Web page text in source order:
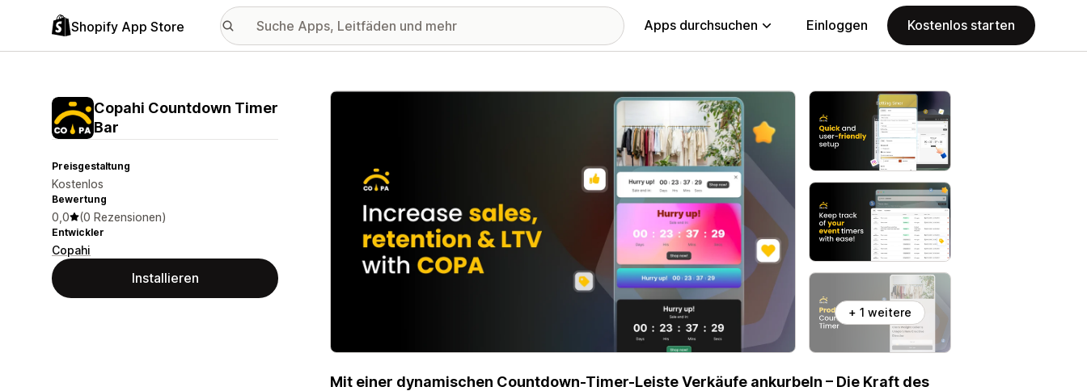
Shopify App Store Apps durchsuchen Einloggen Kostenlos starten
Copahi Countdown Timer
Bar
Preisgestaltung
Kostenlos
Bewertung
0,0 (0 Rezensionen)
Entwickler
Copahi
Installieren
Vorgestellte Bildergalerie
+ 1 weitere
Mit einer dynamischen Countdown-Timer-Leiste Verkäufe ankurbeln – Die Kraft des